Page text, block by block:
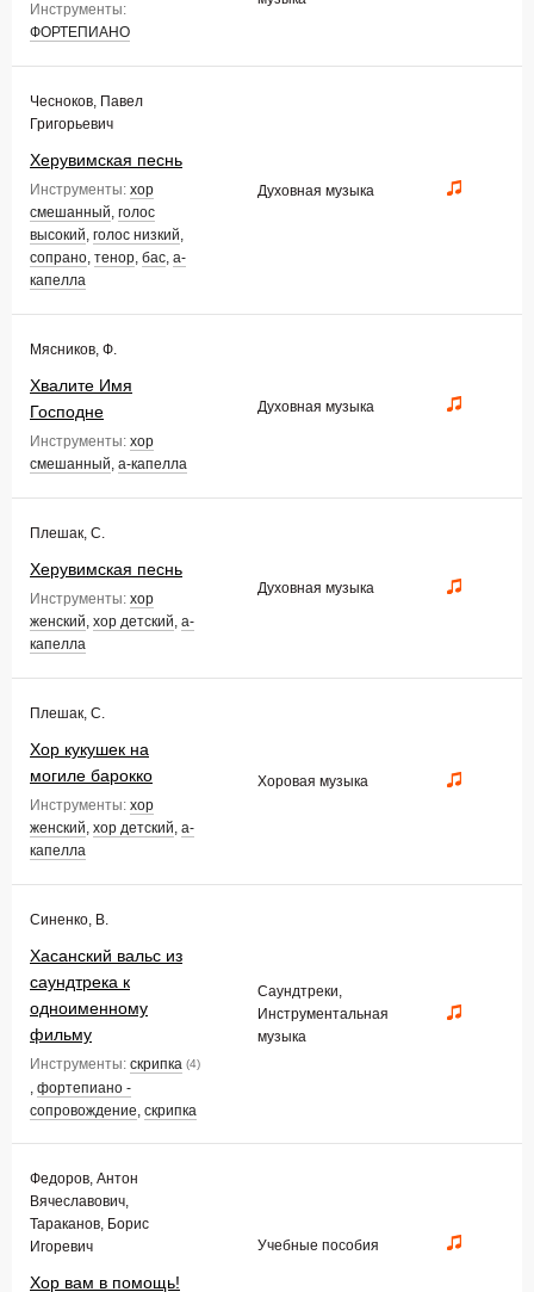
Инструменты:
ФОРТЕПИАНО
Чесноков, Павел
Григорьевич
Херувимская песнь
Инструменты: хор
смешанный, голос
высокий, голос низкий,
сопрано, тенор, бас, а-
капелла
Духовная музыка
Мясников, Ф.
Хвалите Имя
Господне
Инструменты: хор
смешанный, а-капелла
Духовная музыка
Плешак, С.
Херувимская песнь
Инструменты: хор
женский, хор детский, а-
капелла
Духовная музыка
Плешак, С.
Хор кукушек на
могиле барокко
Инструменты: хор
женский, хор детский, а-
капелла
Хоровая музыка
Синенко, В.
Хасанский вальс из
саундтрека к
одноименному
фильму
Инструменты: скрипка (4)
фортепиано -
сопровождение скрипка
Саундтреки,
Инструментальная
музыка
Федоров, Антон
Вячеславович,
Тараканов, Борис
Игоревич
Хор вам в помощь!
Учебные пособия